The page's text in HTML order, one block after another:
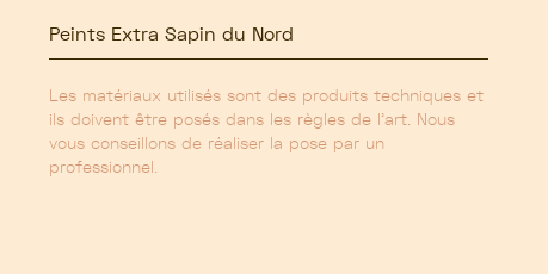
Peints Extra Sapin du Nord
Les matériaux utilisés sont des produits techniques et
ils doivent être posés dans les règles de l’art. Nous
vous conseillons de réaliser la pose par un
professionnel.